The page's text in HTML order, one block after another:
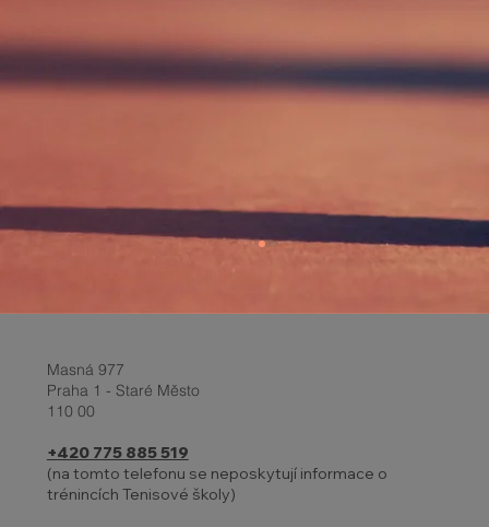
Report z turnaje a Velikonoční
Masná 977
Praha 1 - Staré Město
110 00
+420 775 885 519
(na tomto telefonu se neposkytují informace o
trénincích Tenisové školy)